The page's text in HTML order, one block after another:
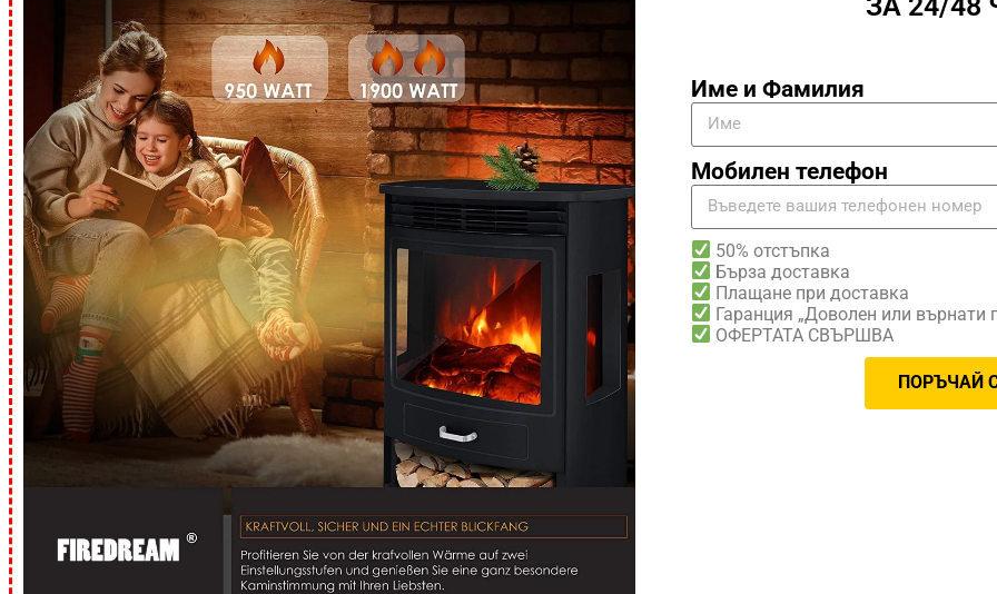
Име и Фамилия
Мобилен телефон
50% отстъпка
Бърза доставка
Плащане при доставка
Гаранция „Доволен или върнати
ОФЕРТАТА СВЪРШВА
ПОРЪЧАЙ